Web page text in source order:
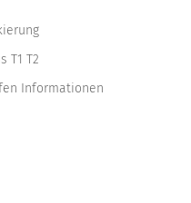
T1 T2
Informationen